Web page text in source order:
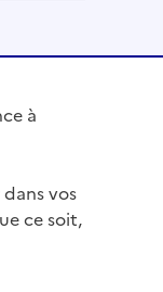
à
vos
ce soit,